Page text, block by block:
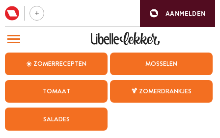
AANMELDEN
☀️ ZOMERRECEPTEN MOSSELEN
TOMAAT 🍹 ZOMERDRANKJES
SALADES
BEZOEK ONZE ANDERE WEBSITES
WEEKMENU
CHAT MET MAIA